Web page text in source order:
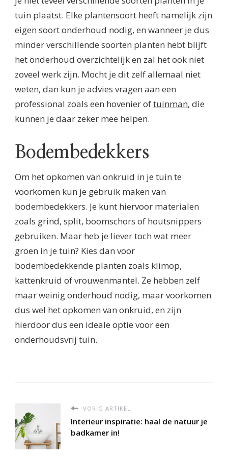
tuin plaatst. Elke plantensoort heeft namelijk zijn
eigen soort onderhoud nodig, en wanneer je dus
minder verschillende soorten planten hebt blijft
het onderhoud overzichtelijk en zal het ook niet
zoveel werk zijn. Mocht je dit zelf allemaal niet
weten, dan kun je advies vragen aan een
professional zoals een hovenier oftuinman, die
kunnen je daar zeker mee helpen.
Bodembedekkers
Om het opkomen van onkruid in je tuin te
voorkomen kun je gebruik maken van
bodembedekkers. Je kunt hiervoor materialen
zoals grind, split, boomschors of houtsnippers
gebruiken. Maar heb je liever toch wat meer
groen in je tuin? Kies dan voor
bodembedekkende planten zoals klimop,
kattenkruid of vrouwenmantel. Ze hebben zelf
maar weinig onderhoud nodig, maar voorkomen
dus wel het opkomen van onkruid, en zijn
hierdoor dus een ideale optie voor een
onderhoudsvrij tuin.
VORIG ARTIKEL
Interieur inspiratie: haal de natuur je
badkamer in!